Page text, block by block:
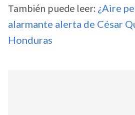
También puede leer: ¿Aire
alarmante alerta de César
Honduras